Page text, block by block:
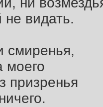
не видать.
смиренья,
моего
призренья